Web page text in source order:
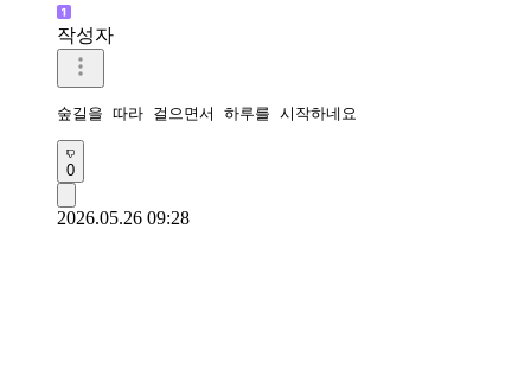
작성자
숲길을 따라 걸으면서 하루를 시작하네요
0
2026.05.26 09:28